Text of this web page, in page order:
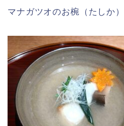
マナガツオのお椀（たしか）